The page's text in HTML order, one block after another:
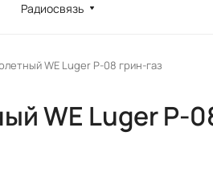
Радиосвязь
WE Luger P-08 грин-газ
WE Luger P-